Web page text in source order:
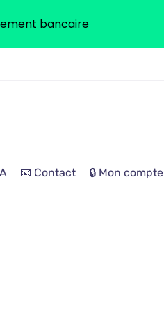
📧 Contact 🔒 Mon compte
bancaire